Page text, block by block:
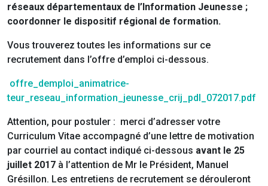
réseaux départementaux de l’Information Jeunesse ;
coordonner le dispositif régional de formation.
Vous trouverez toutes les informations sur ce
recrutement dans l’offre d’emploi ci-dessous.
offre_demploi_animatrice-
teur_reseau_information_jeunesse_crij_pdl_072017.pdf
Attention, pour postuler : merci d’adresser votre
Curriculum Vitae accompagné d’une lettre de motivation
par courriel au contact indiqué ci-dessous avant le 25
juillet 2017 à l’attention de Mr le Président, Manuel
Grésillon. Les entretiens de recrutement se dérouleront